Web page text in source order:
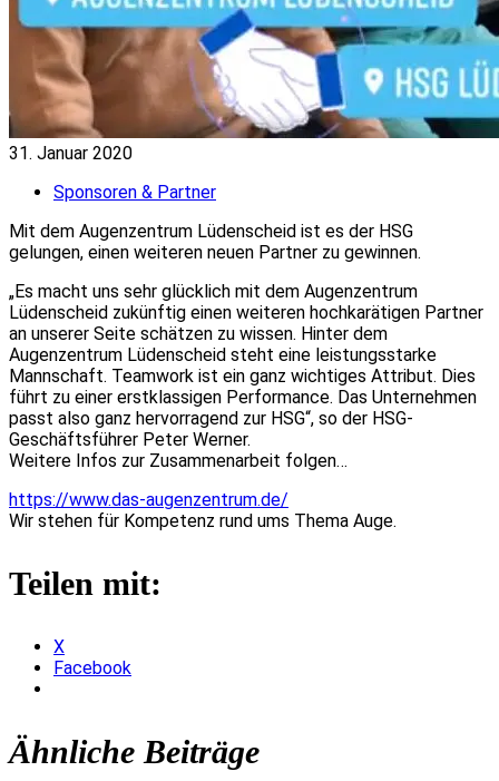
31. Januar 2020
Sponsoren & Partner
Mit dem Augenzentrum Lüdenscheid ist es der HSG
gelungen, einen weiteren neuen Partner zu gewinnen.
„Es macht uns sehr glücklich mit dem Augenzentrum
Lüdenscheid zukünftig einen weiteren hochkarätigen Partner
an unserer Seite schätzen zu wissen. Hinter dem
Augenzentrum Lüdenscheid steht eine leistungsstarke
Mannschaft. Teamwork ist ein ganz wichtiges Attribut. Dies
führt zu einer erstklassigen Performance. Das Unternehmen
passt also ganz hervorragend zur HSG“, so der HSG-
Geschäftsführer Peter Werner.
Weitere Infos zur Zusammenarbeit folgen…
https://www.das-augenzentrum.de/
Wir stehen für Kompetenz rund ums Thema Auge.
Teilen mit:
X
Facebook
Ähnliche Beiträge